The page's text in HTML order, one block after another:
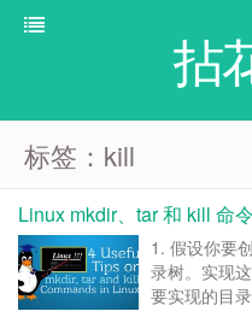
拈
标签：kill
Linux mkdir、tar 和 kill 命
1. 假设你要
录树。实现
要实现的目